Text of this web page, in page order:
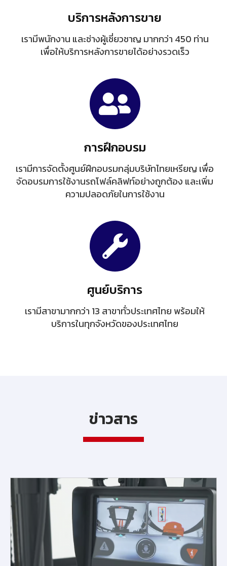
บริการหลังการขาย
เรามีพนักงาน และช่างผู้เชี่ยวชาญ มากกว่า 450 ท่าน
เพื่อให้บริการหลังการขายได้อย่างรวดเร็ว
การฝึกอบรม
เรามีการจัดตั้งศูนย์ฝึกอบรมกลุ่มบริษัทไทยเหรียญ เพื่อ
จัดอบรมการใช้งานรถโฟล์คลิฟท์อย่างถูกต้อง และเพิ่ม
ความปลอดภัยในการใช้งาน
ศูนย์บริการ
เรามีสาขามากกว่า 13 สาขาทั่วประเทศไทย พร้อมให้
บริการในทุกจังหวัดของประเทศไทย
ข่าวสาร